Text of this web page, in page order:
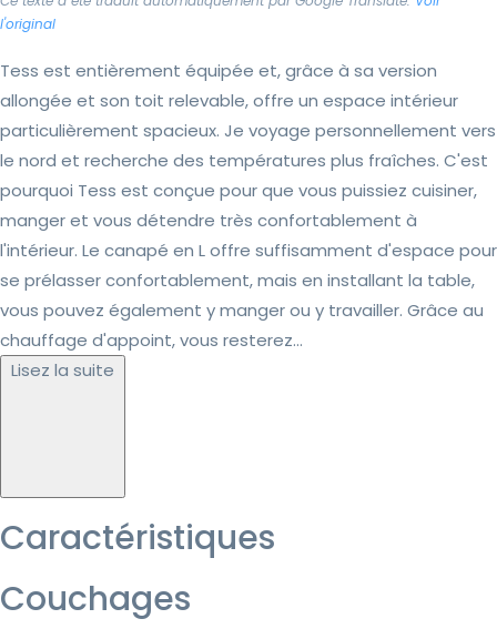
l'original
Tess est entièrement équipée et, grâce à sa version
allongée et son toit relevable, offre un espace intérieur
particulièrement spacieux. Je voyage personnellement vers
le nord et recherche des températures plus fraîches. C'est
pourquoi Tess est conçue pour que vous puissiez cuisiner,
manger et vous détendre très confortablement à
l'intérieur. Le canapé en L offre suffisamment d'espace pour
se prélasser confortablement, mais en installant la table,
vous pouvez également y manger ou y travailler. Grâce au
chauffage d'appoint, vous resterez...
Lisez la suite
Caractéristiques
Couchages